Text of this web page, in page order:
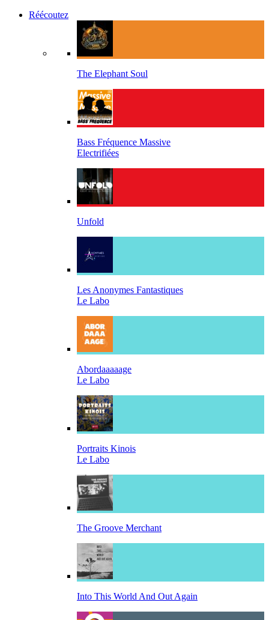
Réécoutez
The Elephant Soul
Bass Fréquence Massive
Electrifiées
Unfold
Les Anonymes Fantastiques
Le Labo
Abordaaaaage
Le Labo
Portraits Kinois
Le Labo
The Groove Merchant
Into This World And Out Again